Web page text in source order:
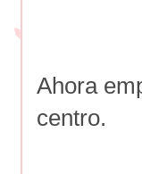
Ahora
centro.